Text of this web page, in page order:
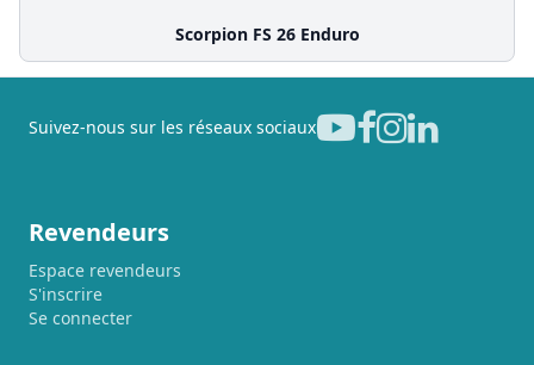
Scorpion FS 26 Enduro
Suivez-nous sur les réseaux sociaux
Revendeurs
Espace revendeurs
S'inscrire
Se connecter